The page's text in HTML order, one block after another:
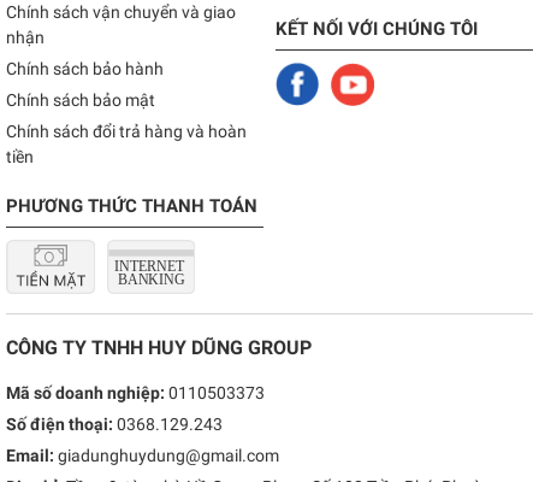
Chính sách vận chuyển và giao
nhận
Chính sách bảo hành
Chính sách bảo mật
Chính sách đổi trả hàng và hoàn
tiền
PHƯƠNG THỨC THANH TOÁN
KẾT NỐI VỚI CHÚNG TÔI
CÔNG TY TNHH HUY DŨNG GROUP
Mã số doanh nghiệp: 0110503373
Số điện thoại: 0368.129.243
Email: giadunghuydung@gmail.com